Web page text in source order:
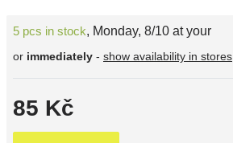
5 pcs in stock, Monday, 8/10 at your
or immediately - show availability in stores
85 Kč